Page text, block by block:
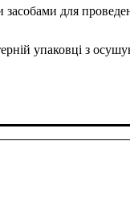
засобами для
упаковці з